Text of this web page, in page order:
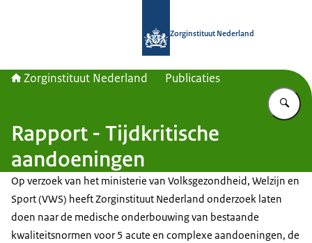
Zorginstituut Nederland
Zorginstituut Nederland Publicaties
Rapport - Tijdkritische
aandoeningen
Op verzoek van het ministerie van Volksgezondheid, Welzijn en
Sport (VWS) heeft Zorginstituut Nederland onderzoek laten
doen naar de medische onderbouwing van bestaande
kwaliteitsnormen voor 5 acute en complexe aandoeningen, de